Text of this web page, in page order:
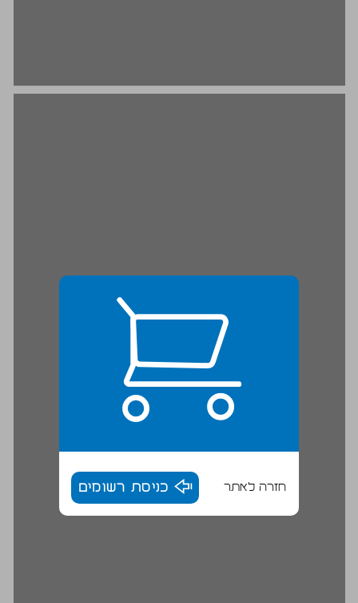
ברווח שבין לבין ... 17
חזרה לאתר כניסת רשומים